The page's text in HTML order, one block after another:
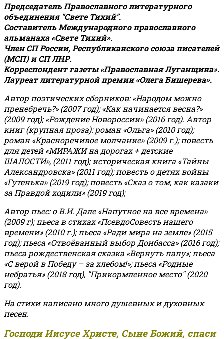
Председатель Православного литературного
объединения "Свете Тихий".
Составитель Международного православного
альманаха «Свете Тихий».
Член СП России, Республиканского союза писателей
(МСП) и СП ЛНР.
Корреспондент газеты «Православная Луганщина».
Лауреат литературной премии «Олега Бишерева».
Автор поэтических сборников: «Народом можно
пренебречь?» (2007 год); «Как начинается весна?»
(2009 год); «Рождение Новороссии» (2016 год). Автор
книг (крупная проза): роман «Ольга» (2010 год);
роман «Красноречивое молчание» (2009 г.); повесть
для детей «МИРАЖИ на дорогах + детские
ШАЛОСТИ», (2011 год); историческая книга «Тайны
Александровска» (2011 год); повесть о детях войны
«Гутенька» (2019 год); повесть «Сказ о том, как казаки
за Правдой ходили» (2019 год);
Автор пьес: о В.И. Дале «Напутное на все времена»
(2009 г); пьеса в стихах «ПсевдоСовесть нашего
времени» (2010 г.); пьеса «Ради мира на земле» (2015
год); пьеса «Отвоёванный выбор Донбасса» (2016 год);
пьеса рождественская сказка «Вернуть папу»; пьеса
«С верой в Победу – за хлебом!»;пьеса «Родные
небратья» (2018 год), "Прикормленное место" (2020
год).
На стихи написано много душевных и духовных
песен.
Господи Иисусе Христе, Сыне Божий, спаси